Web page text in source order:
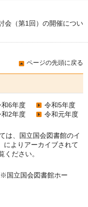
会（第1回）の開催につい
ページの先頭に戻る
和6年度
令和5年度
和2年度 令和元年度
は、国立国会図書館のイ
によりアーカイブされて
ださい。
国立国会図書館ホー